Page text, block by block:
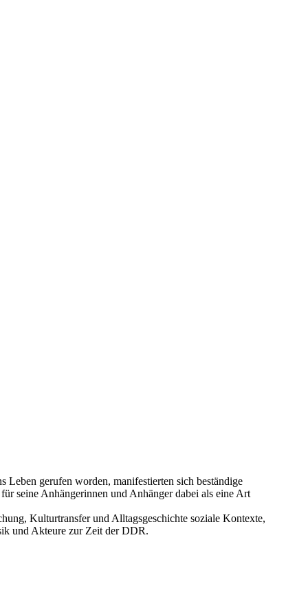
gerufen worden, manifestierten sich beständige
seine Anhängerinnen und Anhänger dabei als eine Art
Kulturtransfer und Alltagsgeschichte soziale Kontexte,
und Akteure zur Zeit der DDR.